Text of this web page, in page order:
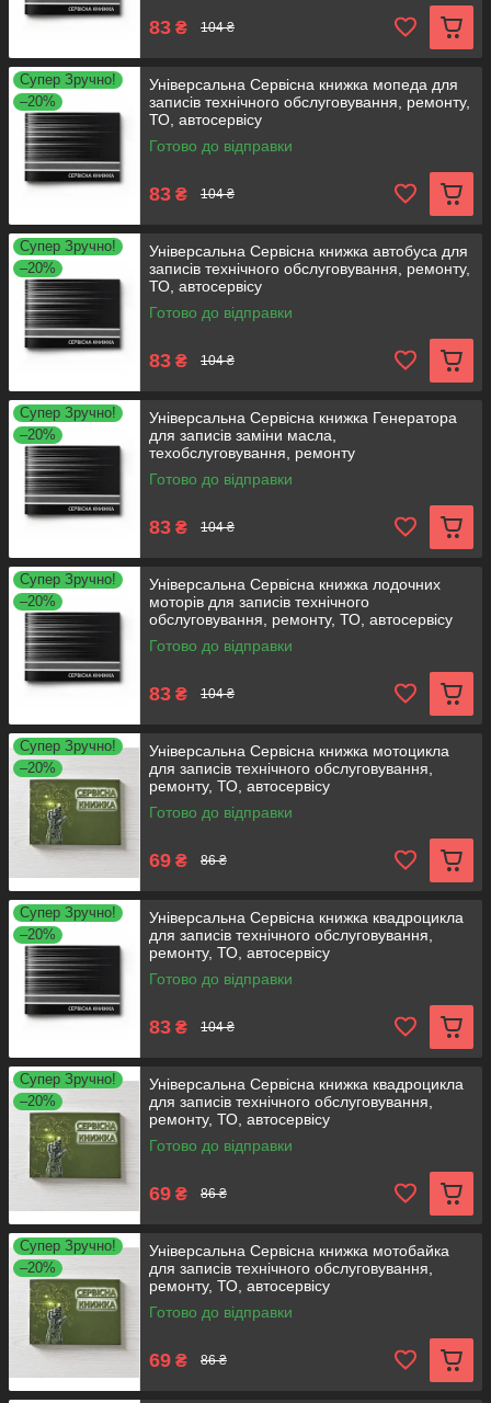
83 ₴ 104 ₴
Супер Зручно!
–20%
Універсальна Сервісна книжка мопеда для
записів технічного обслуговування, ремонту,
ТО, автосервісу
Готово до відправки
83 ₴ 104 ₴
Супер Зручно!
–20%
Універсальна Сервісна книжка автобуса для
записів технічного обслуговування, ремонту,
ТО, автосервісу
Готово до відправки
83 ₴ 104 ₴
Супер Зручно!
–20%
Універсальна Сервісна книжка Генератора
для записів заміни масла,
техобслуговування, ремонту
Готово до відправки
83 ₴ 104 ₴
Супер Зручно!
–20%
Універсальна Сервісна книжка лодочних
моторів для записів технічного
обслуговування, ремонту, ТО, автосервісу
Готово до відправки
83 ₴ 104 ₴
Супер Зручно!
–20%
Універсальна Сервісна книжка мотоцикла
для записів технічного обслуговування,
ремонту, ТО, автосервісу
Готово до відправки
69 ₴ 86 ₴
Супер Зручно!
–20%
Універсальна Сервісна книжка квадроцикла
для записів технічного обслуговування,
ремонту, ТО, автосервісу
Готово до відправки
83 ₴ 104 ₴
Супер Зручно!
–20%
Універсальна Сервісна книжка квадроцикла
для записів технічного обслуговування,
ремонту, ТО, автосервісу
Готово до відправки
69 ₴ 86 ₴
Супер Зручно!
–20%
Універсальна Сервісна книжка мотобайка
для записів технічного обслуговування,
ремонту, ТО, автосервісу
Готово до відправки
69 ₴ 86 ₴